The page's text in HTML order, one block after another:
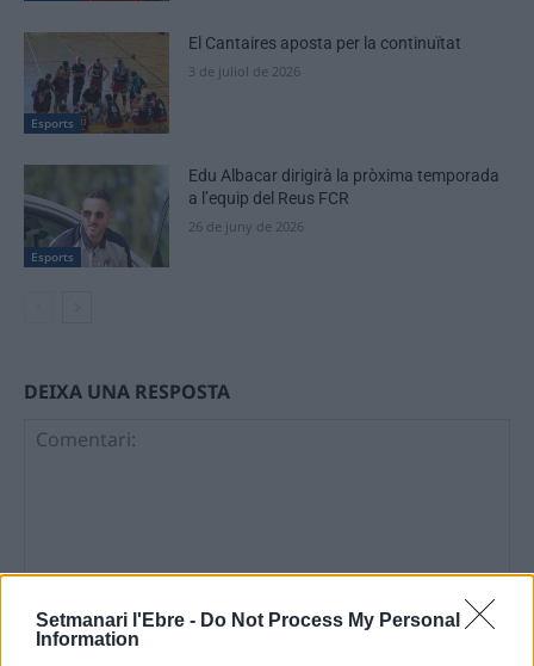
Setmanari l'Ebre - Do Not Process My Personal
Information
Esports
El Cantaires aposta per la continuïtat
3 de juliol de 2026
Esports
Edu Albacar dirigirà la pròxima temporada
a l’equip del Reus FCR
26 de juny de 2026
DEIXA UNA RESPOSTA
Comentari: